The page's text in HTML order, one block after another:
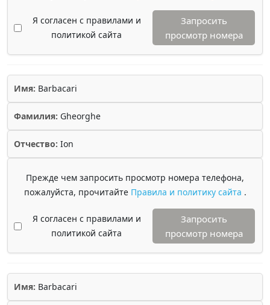
Я согласен с правилами и
политикой сайта
Запросить
просмотр номера
Имя: Barbacari
Фамилия: Gheorghe
Отчество: Ion
Прежде чем запросить просмотр номера телефона,
пожалуйста, прочитайте Правила и политику сайта .
Я согласен с правилами и
политикой сайта
Запросить
просмотр номера
Имя: Barbacari